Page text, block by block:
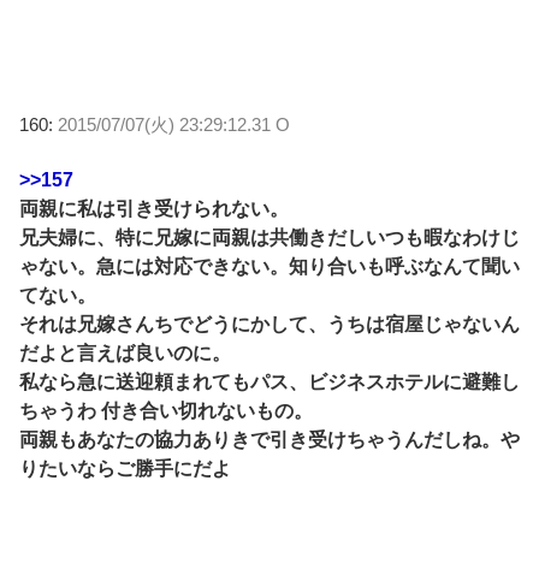
160: 2015/07/07(火) 23:29:12.31 O
>>157
両親に私は引き受けられない。
兄夫婦に、特に兄嫁に両親は共働きだしいつも暇なわけじ
ゃない。急には対応できない。知り合いも呼ぶなんて聞い
てない。
それは兄嫁さんちでどうにかして、うちは宿屋じゃないん
だよと言えば良いのに。
私なら急に送迎頼まれてもパス、ビジネスホテルに避難し
ちゃうわ 付き合い切れないもの。
両親もあなたの協力ありきで引き受けちゃうんだしね。や
りたいならご勝手にだよ